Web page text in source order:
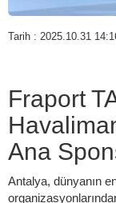
Tarih : 2025.10.31
Fraport
Ana
Antalya, dünyanın